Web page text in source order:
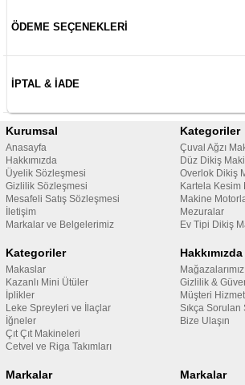
ÖDEME SEÇENEKLERI
İPTAL & İADE
Kurumsal
Anasayfa
Hakkımızda
Üyelik Sözleşmesi
Gizlilik Sözleşmesi
Mesafeli Satış Sözleşmesi
İletişim
Markalar ve Belgelerimiz
Kategoriler
Çuval Ağzı
Düz Dikiş
Overlok Dikiş
Kartela Kesim
Makine
Mezuralar
Ev Tipi Dikiş
Kategoriler
Makaslar
Kazanlı Mini Ütüler
İplikler
Leke Spreyleri ve İlaçlar
İğneler
Çıt Çıt Makineleri
Cetvel ve Riga Takımları
Hakkımızda
Mağazalarımız
Gizlilik &
Müşteri
Sıkça Sorulan
Bize Ulaşın
Markalar Markalar